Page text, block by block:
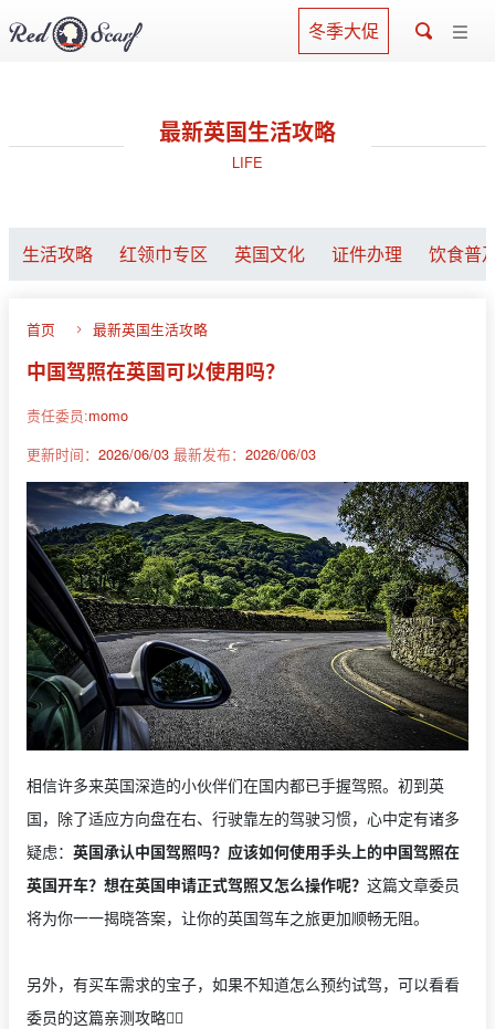
冬季大促
最新英国生活攻略
LIFE
生活攻略 红领巾专区 英国文化 证件办理 饮食普
首页 最新英国生活攻略
中国驾照在英国可以使用吗？
责任委员:momo
更新时间： 2026/06/03 最新发布： 2026/06/03
相信许多来英国深造的小伙伴们在国内都已手握驾照。初到英
国，除了适应方向盘在右、行驶靠左的驾驶习惯，心中定有诸多
疑虑： 英国承认中国驾照吗？应该如何使用手头上的中国驾照在
英国开车？想在英国申请正式驾照又怎么操作呢？ 这篇文章委员
将为你一一揭晓答案，让你的英国驾车之旅更加顺畅无阻。
另外，有买车需求的宝子，如果不知道怎么预约试驾，可以看看
委员的这篇亲测攻略👇🏻